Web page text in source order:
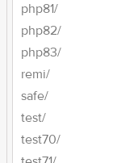
php81/
php82/
php83/
remi/
safe/
test/
test70/